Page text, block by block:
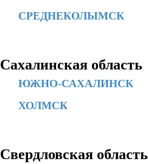
СРЕДНЕКОЛЫМСК
Сахалинская область
ЮЖНО-САХАЛИНСК
ХОЛМСК
Свердловская область